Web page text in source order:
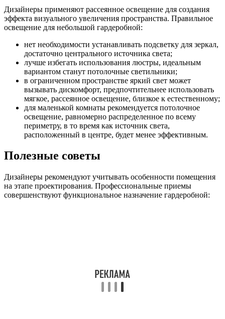
Дизайнеры применяют рассеянное освещение для создания
эффекта визуального увеличения пространства. Правильное
освещение для небольшой гардеробной:
нет необходимости устанавливать подсветку для зеркал,
достаточно центрального источника света;
лучше избегать использования люстры, идеальным
вариантом станут потолочные светильники;
в ограниченном пространстве яркий свет может
вызывать дискомфорт, предпочтительнее использовать
мягкое, рассеянное освещение, близкое к естественному;
для маленькой комнаты рекомендуется потолочное
освещение, равномерно распределенное по всему
периметру, в то время как источник света,
расположенный в центре, будет менее эффективным.
Полезные советы
Дизайнеры рекомендуют учитывать особенности помещения
на этапе проектирования. Профессиональные приемы
совершенствуют функциональное назначение гардеробной: